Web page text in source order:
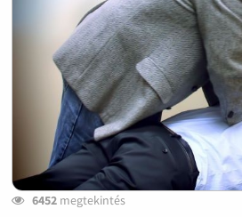
6452megtekintés